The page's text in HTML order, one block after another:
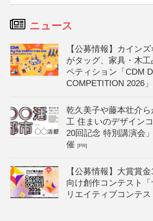
ニュース
【公募情報】カイン
がタッグ、家具・木
ペティション「CDM
COMPETITION 2026
乾久美子や藤本壮介
工 住まいのデザイン
20回記念 特別講演会
催[PR]
【公募情報】大賞賞
向け創作コンテスト
リエイティブコンテ